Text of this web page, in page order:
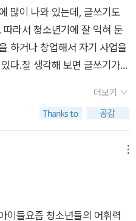
필수 영역이라 본격적인 논술
논술 기출문제를 찾아 풀어
, 사설 등을 읽으면서 논리적인
, 책에 나온 방법대로 연습할
을 해야만 내 것, 진짜 실력을
나 소소한 훈련으로 글쓰기
자신감이 생기고 자신감을 얻
위한 글쓰기 수업이지만 글쓰
나 배움을 통해 성장하는 계기
서를 제공받아 작성한 리뷰
할까? (책 뒤표지 중에서)​어
『청소년을 위한 글쓰기 에세
자는 장선화. 25년간 《서울경
취재하고 글을 써왔으며, 《포
있다. 현재 교육연구기관 정말잘
. (책날개 중에서 발췌)​이 책
글쓰기를 소홀히 해서는 안 되
에 연습해 두면 글쓰기가 편해
. (6쪽)​이 책은 총 4장으로 구
장 '글을 쓰기 전에 알아두어
게 쓸까?', 4장 '종류별 글쓰기:
많이 나와 있는데, 글쓰기도
라서 청소년기에 잘 익혀 둔
하거나 창업해서 자기 사업을
다.잘 생각해 보면 글쓰기가
그램, 유튜브 등 SNS에 좋아
은가? 개인적인 메모를 전하
메일을 보내거나 과제를 위해
앞둔 청소년이라면 국어 과목
, 논술시험을 준비하는데도 글
할 것이다. 어쩌면 독서보다 글
더보기
이들요즘 청소년들의 어휘력